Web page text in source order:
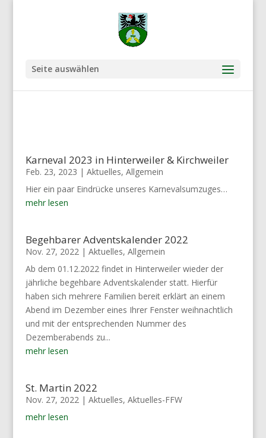
Seite auswählen
Karneval 2023 in Hinterweiler & Kirchweiler
Feb. 23, 2023 | Aktuelles, Allgemein
Hier ein paar Eindrücke unseres Karnevalsumzuges…
mehr lesen
Begehbarer Adventskalender 2022
Nov. 27, 2022| Aktuelles, Allgemein
Ab dem 01.12.2022 findet in Hinterweiler wieder der
jährliche begehbare Adventskalender statt. Hierfür
haben sich mehrere Familien bereit erklärt an einem
Abend im Dezember eines Ihrer Fenster weihnachtlich
und mit der entsprechenden Nummer des
Dezemberabends zu...
mehr lesen
St. Martin 2022
Nov. 27, 2022| Aktuelles, Aktuelles-FFW
mehr lesen